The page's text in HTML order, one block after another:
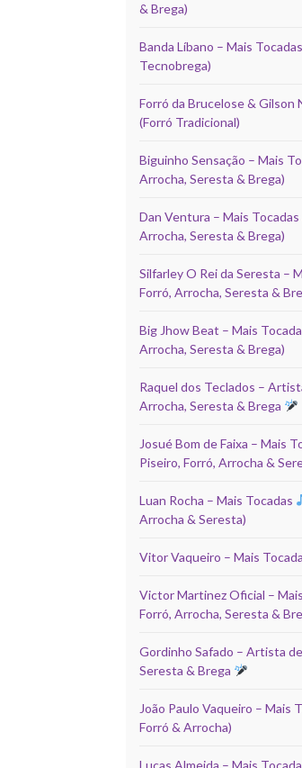
& Brega)
Banda Líbano – Mais Tocadas
Tecnobrega)
Forró da Brucelose & Gilson
(Forró Tradicional)
Biguinho Sensação – Mais
Arrocha, Seresta & Brega)
Dan Ventura – Mais Tocadas
Arrocha, Seresta & Brega)
Silfarley O Rei da Seresta –
Forró, Arrocha, Seresta &
Big Jhow Beat – Mais
Arrocha, Seresta & Brega)
Raquel dos Teclados –
Arrocha, Seresta & Brega
Josué Bom de Faixa – Mais
Piseiro, Forró, Arrocha &
Luan Rocha – Mais Tocadas
Arrocha & Seresta)
Vitor Vaqueiro – Mais
Victor Martinez Oficial –
Forró, Arrocha, Seresta &
Gordinho Safado – Artista
Seresta & Brega
João Paulo Vaqueiro – Mais
Forró & Arrocha)
Lucas Almeida – Mais